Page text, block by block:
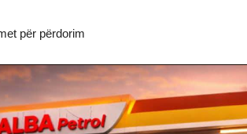
për përdorim